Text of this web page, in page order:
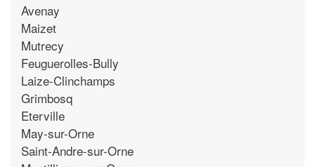
Avenay
Maizet
Mutrecy
Feuguerolles-Bully
Laize-Clinchamps
Grimbosq
Eterville
May-sur-Orne
Saint-Andre-sur-Orne